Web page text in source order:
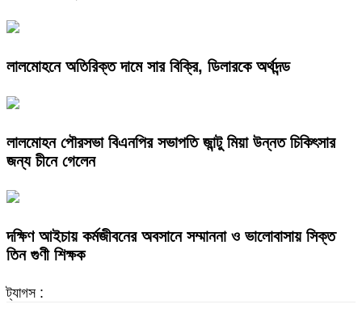
লালমোহনে অতিরিক্ত দামে সার বিক্রি, ডিলারকে অর্থদন্ড
লালমোহন পৌরসভা বিএনপির সভাপতি জান্টু মিয়া উন্নত চিকিৎসার
জন্য চীনে গেলেন
দক্ষিণ আইচায় কর্মজীবনের অবসানে সম্মাননা ও ভালোবাসায় সিক্ত
তিন গুণী শিক্ষক
ট্যাগস :